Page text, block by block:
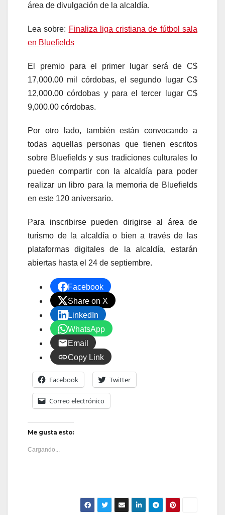
área de divulgación de la alcaldía.
Lea sobre: Finaliza liga cristiana de fútbol sala
en Bluefields
El premio para el primer lugar será de C$
17,000.00 mil córdobas, el segundo lugar C$
12,000.00 córdobas y para el tercer lugar C$
9,000.00 córdobas.
Por otro lado, también están convocando a
todas aquellas personas que tienen escritos
sobre Bluefields y sus tradiciones culturales lo
pueden compartir con la alcaldía para poder
realizar un libro para la memoria de Bluefields
en este 120 aniversario.
Para inscribirse pueden dirigirse al área de
turismo de la alcaldía o bien a través de las
plataformas digitales de la alcaldía, estarán
abiertas hasta el 24 de septiembre.
Facebook
Share on X
LinkedIn
WhatsApp
Email
Copy Link
Facebook Twitter
Correo electrónico
Me gusta esto:
Cargando...